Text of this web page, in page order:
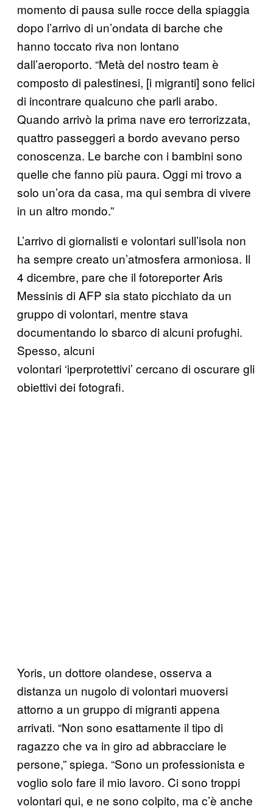
momento di pausa sulle rocce della spiaggia
dopo l’arrivo di un’ondata di barche che
hanno toccato riva non lontano
dall’aeroporto. “Metà del nostro team è
composto di palestinesi, [i migranti] sono felici
di incontrare qualcuno che parli arabo.
Quando arrivò la prima nave ero terrorizzata,
quattro passeggeri a bordo avevano perso
conoscenza. Le barche con i bambini sono
quelle che fanno più paura. Oggi mi trovo a
solo un’ora da casa, ma qui sembra di vivere
in un altro mondo.”
L’arrivo di giornalisti e volontari sull’isola non
ha sempre creato un’atmosfera armoniosa. Il
4 dicembre, pare che il fotoreporter Aris
Messinis di AFP sia stato picchiato da un
gruppo di volontari, mentre stava
documentando lo sbarco di alcuni profughi.
Spesso, alcuni
volontari ‘iperprotettivi’ cercano di oscurare gli
obiettivi dei fotografi.
Yoris, un dottore olandese, osserva a
distanza un nugolo di volontari muoversi
attorno a un gruppo di migranti appena
arrivati. “Non sono esattamente il tipo di
ragazzo che va in giro ad abbracciare le
persone,” spiega. “Sono un professionista e
voglio solo fare il mio lavoro. Ci sono troppi
volontari qui, e ne sono colpito, ma c’è anche